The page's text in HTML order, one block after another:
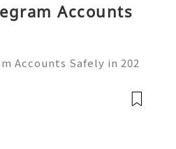
Accounts
Accounts Safely in 202
business,